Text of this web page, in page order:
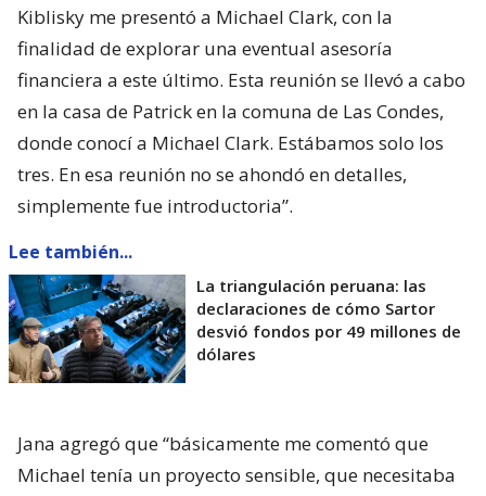
Kiblisky me presentó a Michael Clark, con la
finalidad de explorar una eventual asesoría
financiera a este último. Esta reunión se llevó a cabo
en la casa de Patrick en la comuna de Las Condes,
donde conocí a Michael Clark. Estábamos solo los
tres. En esa reunión no se ahondó en detalles,
simplemente fue introductoria”.
Lee también...
La triangulación peruana: las
declaraciones de cómo Sartor
desvió fondos por 49 millones de
dólares
Jana agregó que “básicamente me comentó que
Michael tenía un proyecto sensible, que necesitaba